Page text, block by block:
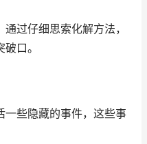
过仔细思索化解方法，
口。
一些隐藏的事件，这些事